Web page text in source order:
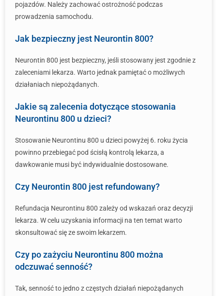
pojazdów. Należy zachować ostrożność podczas
prowadzenia samochodu.
Jak bezpieczny jest Neurontin 800?
Neurontin 800 jest bezpieczny, jeśli stosowany jest zgodnie z
zaleceniami lekarza. Warto jednak pamiętać o możliwych
działaniach niepożądanych.
Jakie są zalecenia dotyczące stosowania
Neurontinu 800 u dzieci?
Stosowanie Neurontinu 800 u dzieci powyżej 6. roku życia
powinno przebiegać pod ścisłą kontrolą lekarza, a
dawkowanie musi być indywidualnie dostosowane.
Czy Neurontin 800 jest refundowany?
Refundacja Neurontinu 800 zależy od wskazań oraz decyzji
lekarza. W celu uzyskania informacji na ten temat warto
skonsultować się ze swoim lekarzem.
Czy po zażyciu Neurontinu 800 można
odczuwać senność?
Tak, senność to jedno z częstych działań niepożądanych